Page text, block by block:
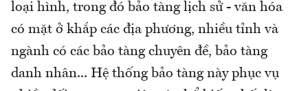
loại hình, trong đó bảo tàng lịch sử - văn hóa
có mặt ở khắp các địa phương, nhiều tỉnh và
ngành có các bảo tàng chuyên đề, bảo tàng
danh nhân... Hệ thống bảo tàng này phục vụ